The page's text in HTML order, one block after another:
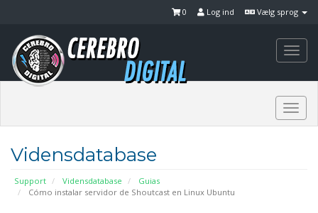
Vælg sprog
Log ind
0
Vidensdatabase
Support Vidensdatabase
Guias
Cómo instalar servidor de Shoutcast en Linux Ubuntu